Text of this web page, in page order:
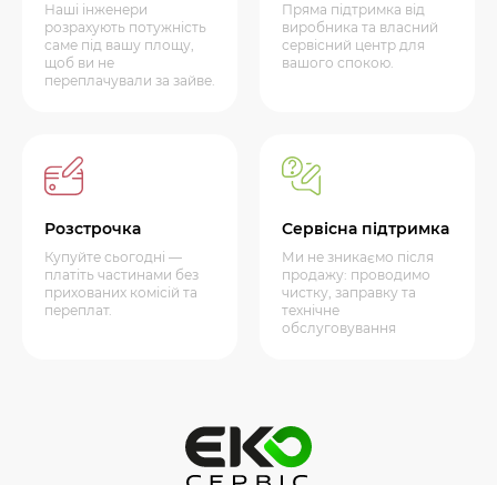
Наші інженери
розрахують потужність
саме під вашу площу,
щоб ви не
переплачували за зайве.
Пряма підтримка від
виробника та власний
сервісний центр для
вашого спокою.
Розстрочка
Купуйте сьогодні —
платіть частинами без
прихованих комісій та
переплат.
Сервісна підтримка
Ми не зникаємо після
продажу: проводимо
чистку, заправку та
технічне
обслуговування